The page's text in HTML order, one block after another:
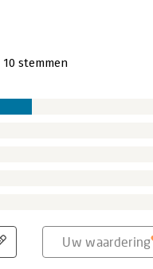
niet uitkijken, zakken
in Nederland te
10 stemmen
Uw waardering